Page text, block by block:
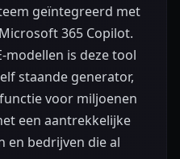
geïntegreerd met
365 Copilot.
modellen is deze tool
staande generator,
voor miljoenen
een aantrekkelijke
en bedrijven die al